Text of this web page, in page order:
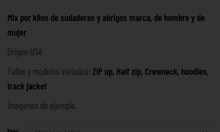
Mix por kilos de sudaderas y abrigos marca, de hombre y de
mujer
Origen USA
Tallas y modelos variados: ZIP up, Half zip, Crewneck, hoodies,
track jacket
Imágenes de ejemplo.